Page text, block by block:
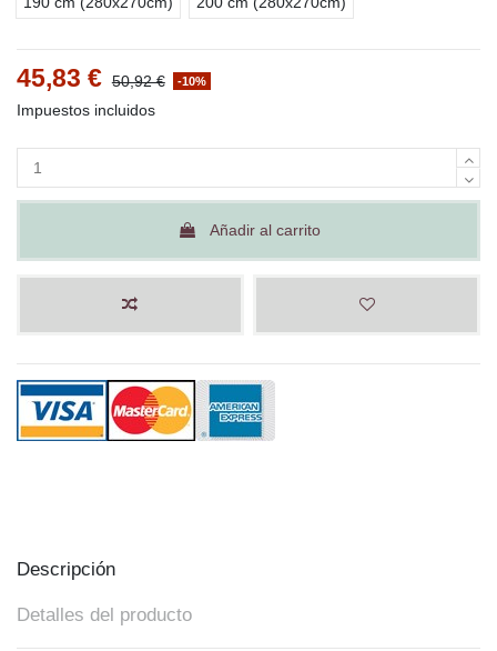
45,83 € 50,92 € -10%
Impuestos incluidos
Añadir al carrito
Descripción
Detalles del producto